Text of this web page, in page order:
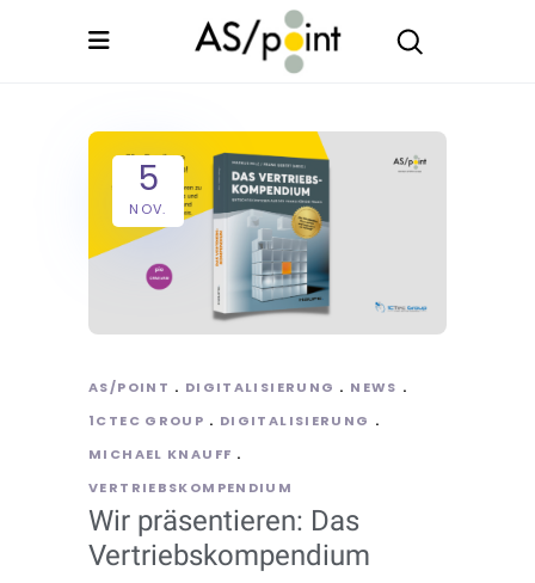
5
NOV.
AS/POINT DIGITALISIERUNG
NEWS
1CTEC GROUP
DIGITALISIERUNG
MICHAEL KNAUFF
VERTRIEBSKOMPENDIUM
Wir präsentieren: Das
Vertriebskompendium